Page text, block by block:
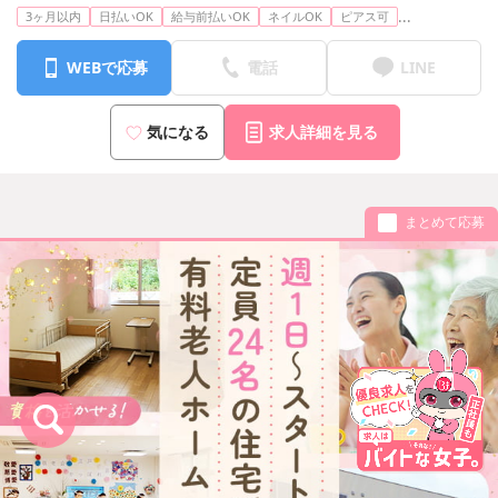
3ヶ月以内 日払いOK 給与前払いOK ネイルOK ピアス可 ...
WEBで応募 電話 LINE
気になる 求人詳細を見る
まとめて応募